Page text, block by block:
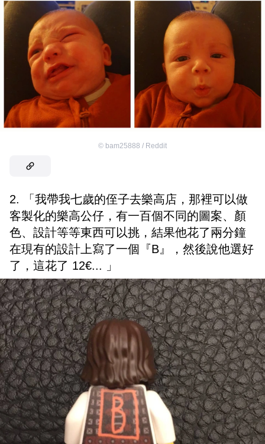
© bam25888 / Reddit
2. 「我帶我七歲的侄子去樂高店，那裡可以做
客製化的樂高公仔，有一百個不同的圖案、顏
色、設計等等東西可以挑，結果他花了兩分鐘
在現有的設計上寫了一個『B』，然後說他選好
了，這花了 12€... 」